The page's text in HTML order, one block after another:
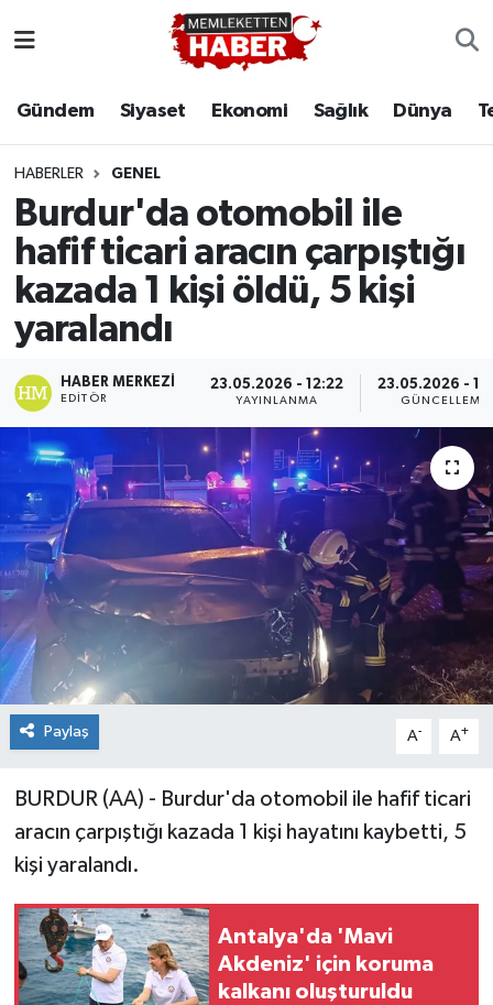
Gündem Siyaset Ekonomi Sağlık Dünya
HABERLER GENEL
Burdur'da otomobil ile
hafif ticari aracın çarpıştığı
kazada 1 kişi öldü, 5 kişi
yaralandı
HABER MERKEZI
EDITÖR
23.05.2026 - 12:22
YAYINLANMA
23.05.2026 -
GÜNCELLEME
Paylaş A- A+
BURDUR (AA) - Burdur'da otomobil ile hafif ticari
aracın çarpıştığı kazada 1 kişi hayatını kaybetti, 5
kişi yaralandı.
Antalya'da 'Mavi
Akdeniz' için koruma
kalkanı oluşturuldu